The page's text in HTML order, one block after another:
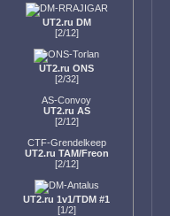
UT2.ru DM
[2/12]
UT2.ru ONS
[2/32]
AS-Convoy
UT2.ru AS
[2/12]
CTF-Grendelkeep
UT2.ru TAM/Freon
[2/12]
UT2.ru 1v1/TDM #1
[1/2]